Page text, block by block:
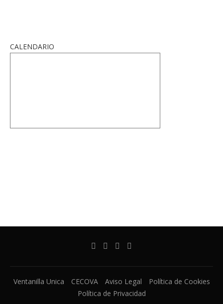
CALENDARIO
Ventanilla Unica CECOVA Aviso Legal
Política de Cookies
Política de Privacidad